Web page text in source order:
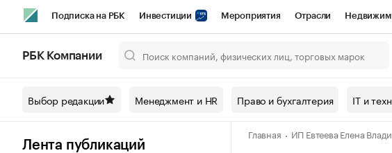
Подписка на РБК Инвестиции Мероприятия Отрасли
Спецпроекты СПб Конференции СПб Спецпроекты Проверка
Технологии и медиа Рынок наличной валюты
РБК Компании
Выбор редакции Менеджмент и HR Право и бухгалтерия IT и
Лента публикаций
Главная ИП Евтеева Елена